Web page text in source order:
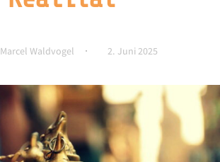
Marcel Waldvogel 2. Juni 2025